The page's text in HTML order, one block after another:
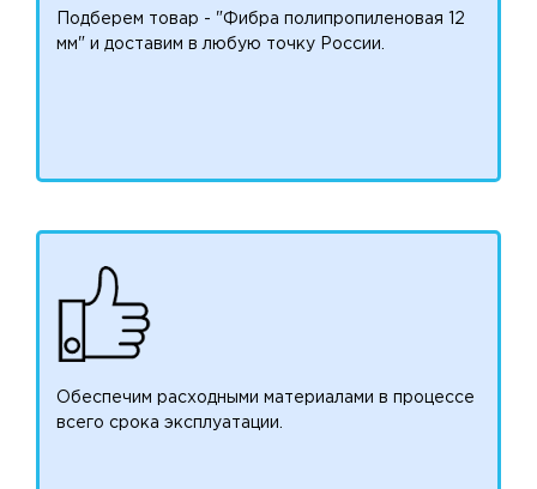
Подберем товар - "Фибра полипропиленовая 12
мм" и доставим в любую точку России.
Обеспечим расходными материалами в процессе
всего срока эксплуатации.